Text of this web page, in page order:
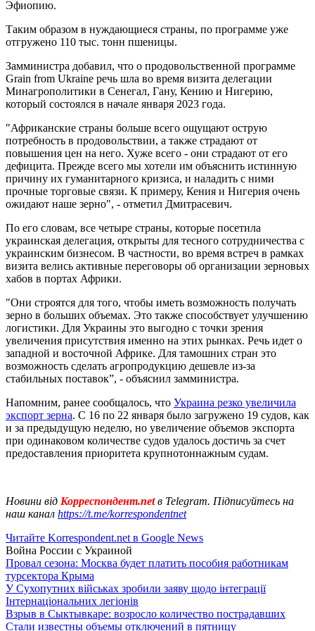
Эфиопию.
Таким образом в нуждающиеся страны, по программе уже
отгружено 110 тыс. тонн пшеницы.
Замминистра добавил, что о продовольственной программе
Grain from Ukraine речь шла во время визита делегации
Минагрополитики в Сенегал, Гану, Кению и Нигерию,
который состоялся в начале января 2023 года.
"Африканские страны больше всего ощущают острую
потребность в продовольствии, а также страдают от
повышения цен на него. Хуже всего - они страдают от его
дефицита. Прежде всего мы хотели им объяснить истинную
причину их гуманитарного кризиса, и наладить с ними
прочные торговые связи. К примеру, Кения и Нигерия очень
ожидают наше зерно", - отметил Дмитрасевич.
По его словам, все четыре страны, которые посетила
украинская делегация, открыты для тесного сотрудничества с
украинским бизнесом. В частности, во время встреч в рамках
визита велись активные переговоры об организации зерновых
хабов в портах Африки.
"Они строятся для того, чтобы иметь возможность получать
зерно в больших объемах. Это также способствует улучшению
логистики. Для Украины это выгодно с точки зрения
увеличения присутствия именно на этих рынках. Речь идет о
западной и восточной Африке. Для тамошних стран это
возможность сделать агропродукцию дешевле из-за
стабильных поставок”, - объяснил замминистра.
Напомним, ранее сообщалось, что Украина резко увеличила
экспорт зерна. С 16 по 22 января было загружено 19 судов, как
и за предыдущую неделю, но увеличение объемов экспорта
при одинаковом количестве судов удалось достичь за счет
предоставления приоритета крупнотоннажным судам.
Новини від Корреспондент.netв Telegram. Підписуйтесь на
наш канал https://t.me/korrespondentnet
Читайте Korrespondent.net в Google News
Война России с Украиной
Провал сезона: Москва будет платить пособия работникам
турсектора Крыма
У Сухопутних військах зробили заяву щодо інтеграції
Інтернаціональних легіонів
Взрыв в Сыктывкаре: возросло количество пострадавших
Стали известны объемы отключений в пятницу